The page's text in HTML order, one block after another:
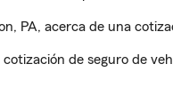
PA, acerca de una
de seguro de